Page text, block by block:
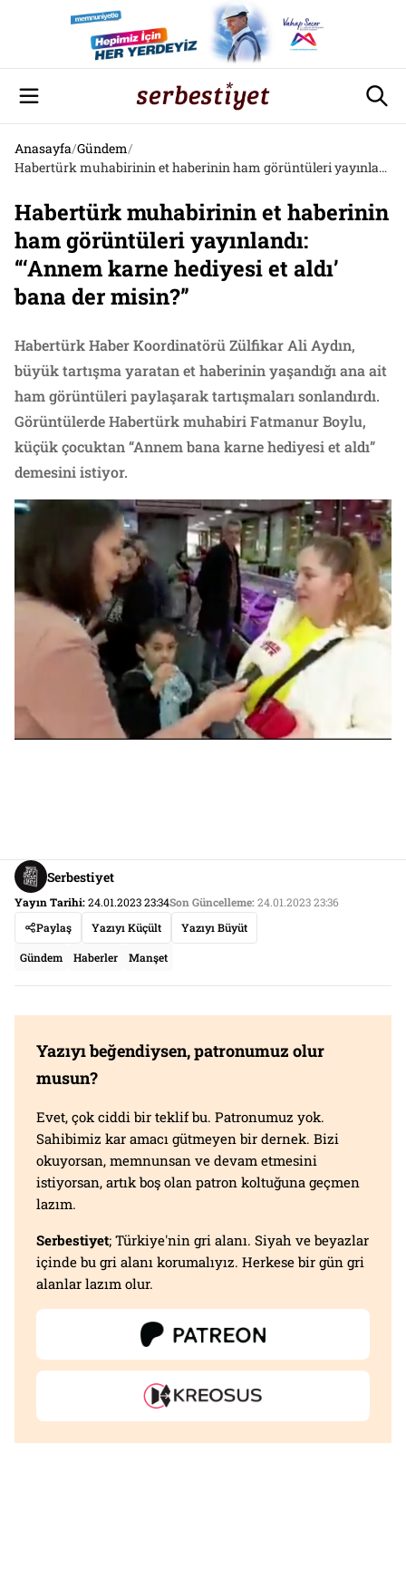
Anasayfa/Gündem/
Habertürk muhabirinin et haberinin ham görüntüleri yayınlandı: “‘Annem karne hediyesi et aldı’ bana der misin?”
Habertürk muhabirinin et haberinin
ham görüntüleri yayınlandı:
“‘Annem karne hediyesi et aldı’
bana der misin?”
Habertürk Haber Koordinatörü Zülfikar Ali Aydın,
büyük tartışma yaratan et haberinin yaşandığı ana ait
ham görüntüleri paylaşarak tartışmaları sonlandırdı.
Görüntülerde Habertürk muhabiri Fatmanur Boylu,
küçük çocuktan “Annem bana karne hediyesi et aldı”
demesini istiyor.
Serbestiyet
Yayın Tarihi:24.01.2023 23:34Son Güncelleme:24.01.2023 23:36
Paylaş
Yazıyı Küçült Yazıyı Büyüt
Gündem Haberler Manşet
Yazıyı beğendiysen, patronumuz olur
musun?
Evet, çok ciddi bir teklif bu. Patronumuz yok.
Sahibimiz kar amacı gütmeyen bir dernek. Bizi
okuyorsan, memnunsan ve devam etmesini
istiyorsan, artık boş olan patron koltuğuna geçmen
lazım.
Serbestiyet; Türkiye'nin gri alanı. Siyah ve beyazlar
içinde bu gri alanı korumalıyız. Herkese bir gün gri
alanlar lazım olur.